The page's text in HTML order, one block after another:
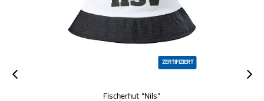
ZERTIFIZIERT
Fischerhut "Nils"